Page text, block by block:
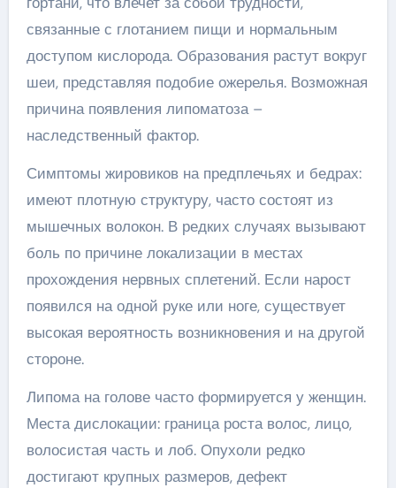
связанные с глотанием пищи и нормальным
доступом кислорода. Образования растут вокруг
шеи, представляя подобие ожерелья. Возможная
причина появления липоматоза –
наследственный фактор.
Симптомы жировиков на предплечьях и бедрах:
имеют плотную структуру, часто состоят из
мышечных волокон. В редких случаях вызывают
боль по причине локализации в местах
прохождения нервных сплетений. Если нарост
появился на одной руке или ноге, существует
высокая вероятность возникновения и на другой
стороне.
Липома на голове часто формируется у женщин.
Места дислокации: граница роста волос, лицо,
волосистая часть и лоб. Опухоли редко
достигают крупных размеров, дефект